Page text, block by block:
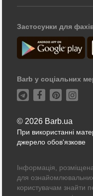
Застосунки для
Barb у соціальних
© 2026 Barb.ua
При використанні
джерело обов'язкове
Інформація,
для
користувачам знайти